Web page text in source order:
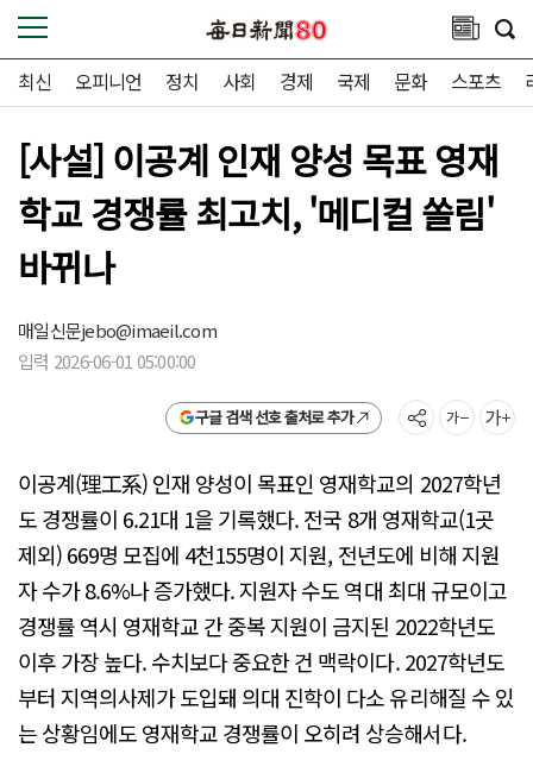
최신 오피니언 정치 사회 경제 국제 문화 스포츠
[사설] 이공계 인재 양성 목표 영재
학교 경쟁률 최고치, '메디컬 쏠림'
바뀌나
매일신문jebo@imaeil.com
입력 2026-06-01 05:00:00
구글 검색 선호 출처로 추가
이공계(理工系) 인재 양성이 목표인 영재학교의 2027학년
도 경쟁률이 6.21대 1을 기록했다. 전국 8개 영재학교(1곳
제외) 669명 모집에 4천155명이 지원, 전년도에 비해 지원
자 수가 8.6%나 증가했다. 지원자 수도 역대 최대 규모이고
경쟁률 역시 영재학교 간 중복 지원이 금지된 2022학년도
이후 가장 높다. 수치보다 중요한 건 맥락이다. 2027학년도
부터 지역의사제가 도입돼 의대 진학이 다소 유리해질 수 있
는 상황임에도 영재학교 경쟁률이 오히려 상승해서다.